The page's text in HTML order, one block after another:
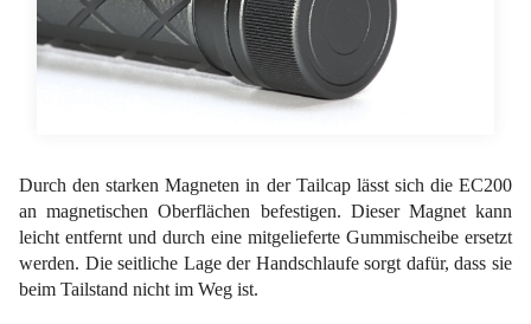
Durch den starken Magneten in der Tailcap lässt sich die EC200
an magnetischen Oberflächen befestigen. Dieser Magnet kann
leicht entfernt und durch eine mitgelieferte Gummischeibe ersetzt
werden. Die seitliche Lage der Handschlaufe sorgt dafür, dass sie
beim Tailstand nicht im Weg ist.